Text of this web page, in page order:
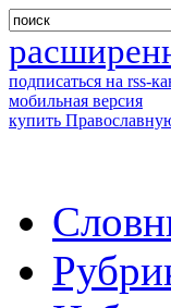
подписаться на rss-
мобильная версия
купить